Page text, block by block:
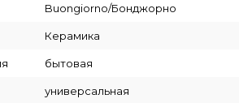
Buongiorno/Бонджорно
Керамика
бытовая
универсальная